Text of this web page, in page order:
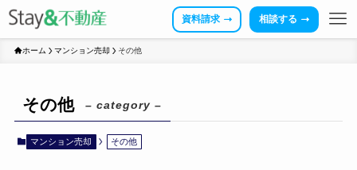
資料請求 相談する
ホーム マンション売却 その他
その他 – category –
マンション売却 その他